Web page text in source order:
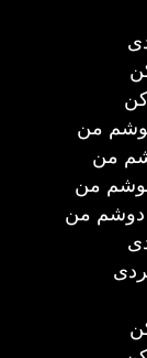
من
من
من
دوشم من